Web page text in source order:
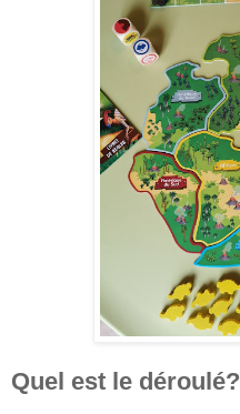
Quel est le déroulé?